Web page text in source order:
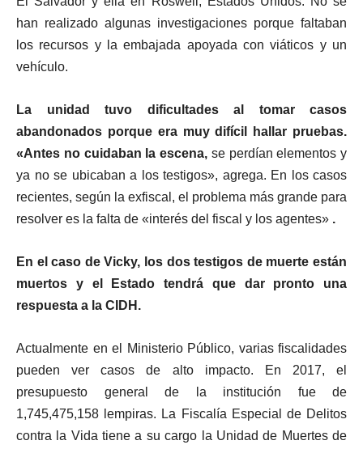
han realizado algunas investigaciones porque faltaban
los recursos y la embajada apoyada con viáticos y un
vehículo.
La unidad tuvo dificultades al tomar casos
abandonados porque era muy difícil hallar pruebas.
«Antes no cuidaban la escena, se perdían elementos y
ya no se ubicaban a los testigos», agrega. En los casos
recientes, según la exfiscal, el problema más grande para
resolver es la falta de «interés del fiscal y los agentes» .
En el caso de Vicky, los dos testigos de muerte están
muertos y el Estado tendrá que dar pronto una
respuesta a la CIDH.
Actualmente en el Ministerio Público, varias fiscalidades
pueden ver casos de alto impacto. En 2017, el
presupuesto general de la institución fue de
1,745,475,158 lempiras. La Fiscalía Especial de Delitos
contra la Vida tiene a su cargo la Unidad de Muertes de